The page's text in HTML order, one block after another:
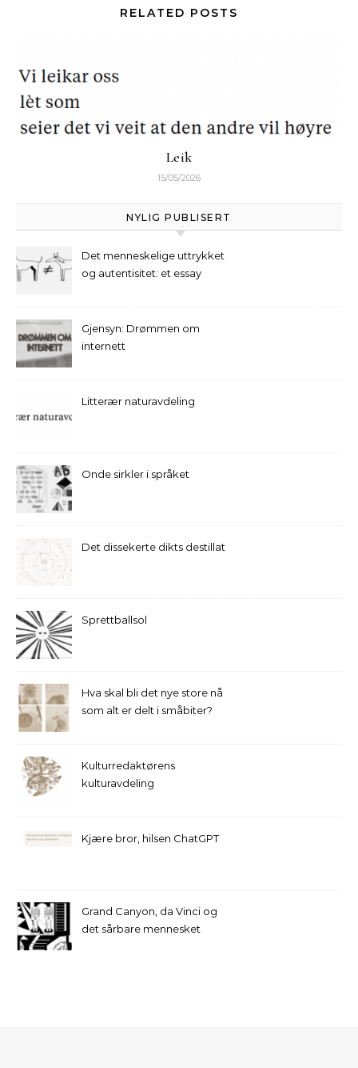
RELATED POSTS
Leik
15/05/2026
NYLIG PUBLISERT
Det menneskelige uttrykket
og autentisitet: et essay
Gjensyn: Drømmen om
internett
Litterær naturavdeling
Onde sirkler i språket
Det dissekerte dikts destillat
Sprettballsol
Hva skal bli det nye store nå
som alt er delt i småbiter?
Kulturredaktørens
kulturavdeling
Kjære bror, hilsen ChatGPT
Grand Canyon, da Vinci og
det sårbare mennesket